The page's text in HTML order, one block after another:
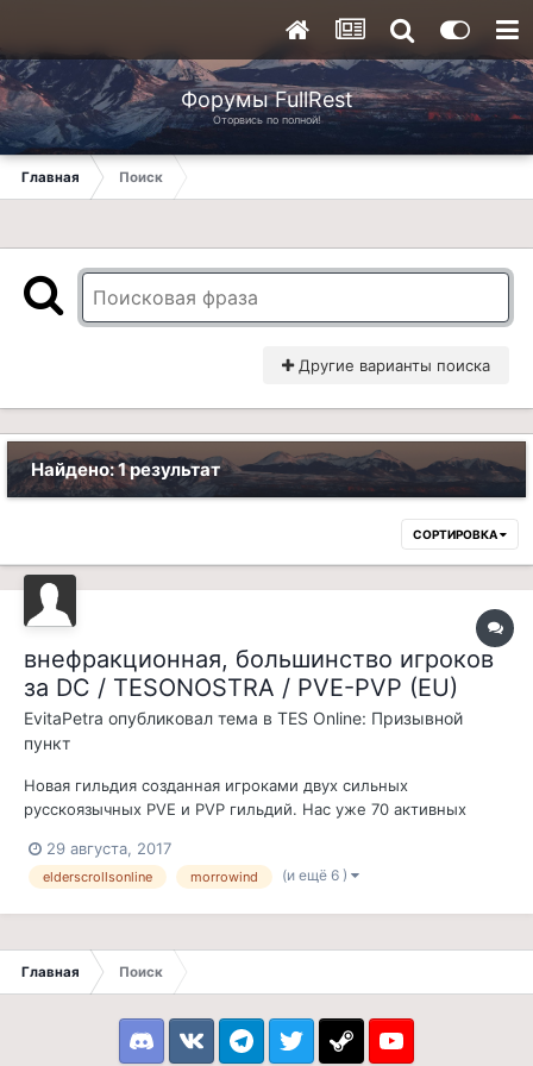
Форумы FullRest
Оторвись по полной!
Главная Поиск
Другие варианты поиска
Найдено: 1 результат
СОРТИРОВКА
внефракционная, большинство игроков
за DC / TESONOSTRA / PVE-PVP (EU)
EvitaPetra опубликовал тема в TES Online: Призывной
пункт
Новая гильдия созданная игроками двух сильных
русскоязычных PVE и PVP гильдий. Нас уже 70 активных
каждым днем. Основным PVP альянсом выбраны синие, но
для нас не имеет значение раса вашего персонажа, главное-
29 августа, 2017
elderscrollsonline morrowind (и ещё 6 )
Главная Поиск
DiscordVK TelegramTwitter Steam Youtube